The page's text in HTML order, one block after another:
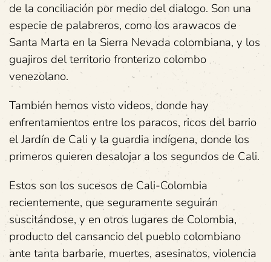
de la conciliación por medio del dialogo. Son una
especie de palabreros, como los arawacos de
Santa Marta en la Sierra Nevada colombiana, y los
guajiros del territorio fronterizo colombo
venezolano.
También hemos visto videos, donde hay
enfrentamientos entre los paracos, ricos del barrio
el Jardín de Cali y la guardia indígena, donde los
primeros quieren desalojar a los segundos de Cali.
Estos son los sucesos de Cali-Colombia
recientemente, que seguramente seguirán
suscitándose, y en otros lugares de Colombia,
producto del cansancio del pueblo colombiano
ante tanta barbarie, muertes, asesinatos, violencia